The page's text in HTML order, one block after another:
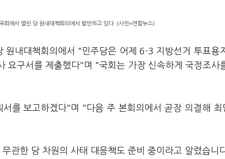
회에서 열린 당 원내대책회의에서 발언하고 있다. (사진=연합뉴스)
내대책회의에서 "민주당은 어제 6·3 지방선거 투표용
요구서를 제출했다"며 "국회는 가장 신속하게 국정조사
를 보고하겠다"며 "다음 주 본회의에서 곧장 의결해 최
관한 당 차원의 사태 대응책도 준비 중이라고 알렸습니